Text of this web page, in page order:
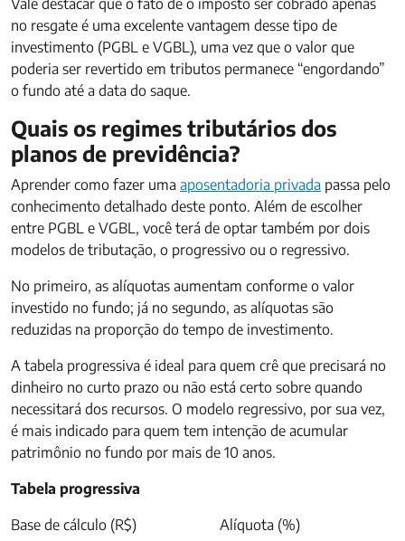
Vale destacar que o fato de o imposto ser cobrado apenas
no resgate é uma excelente vantagem desse tipo de
investimento (PGBL e VGBL), uma vez que o valor que
poderia ser revertido em tributos permanece “engordando”
o fundo até a data do saque.
Quais os regimes tributários dos
planos de previdência?
Aprender como fazer uma aposentadoria privada passa pelo
conhecimento detalhado deste ponto. Além de escolher
entre PGBL e VGBL, você terá de optar também por dois
modelos de tributação, o progressivo ou o regressivo.
No primeiro, as alíquotas aumentam conforme o valor
investido no fundo; já no segundo, as alíquotas são
reduzidas na proporção do tempo de investimento.
A tabela progressiva é ideal para quem crê que precisará no
dinheiro no curto prazo ou não está certo sobre quando
necessitará dos recursos. O modelo regressivo, por sua vez,
é mais indicado para quem tem intenção de acumular
patrimônio no fundo por mais de 10 anos.
Tabela progressiva
Base de cálculo (R$) Alíquota (%)